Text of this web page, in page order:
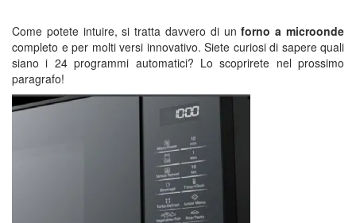
Come potete intuire, si tratta davvero di unforno a microonde
completo e per molti versi innovativo. Siete curiosi di sapere quali
siano i 24 programmi automatici? Lo scoprirete nel prossimo
paragrafo!